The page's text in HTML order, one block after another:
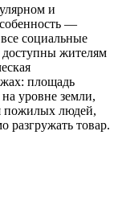
и
—
социальные
жителям
площадь
уровне земли,
пожилых людей,
разгружать товар.